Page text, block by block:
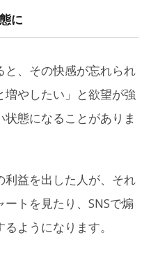
に
、その快感が忘れられ
やしたい」と欲望が強
態になることがありま
益を出した人が、それ
トを見たり、SNSで煽
ようになります。